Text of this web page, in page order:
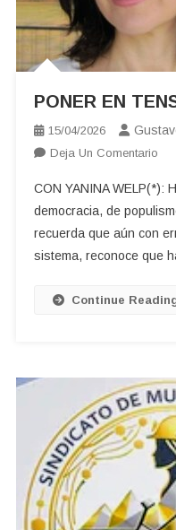
PONER EN
15/04/2026
Deja Un ComentarioEn
EN
LA
CON YANINA WELP(*):
democracia, de
recuerda que aún con
sistema, reconoce que
Continue